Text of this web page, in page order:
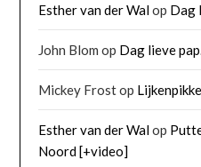
Esther van der Walop Dag
John Blom op Dag lieve
Mickey Frostop
Esther van der Walop
Noord [+video]